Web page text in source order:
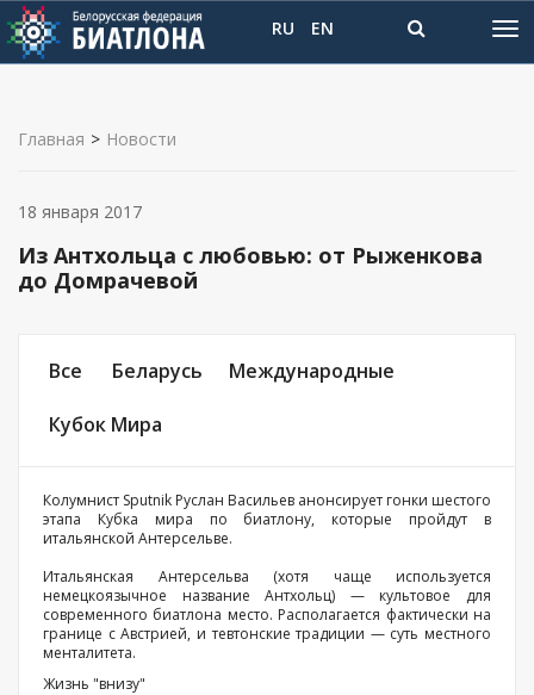
RU EN
Главная > Новости
Из Антхольца с любовью: от Рыженкова
до Домрачевой
Все Беларусь Международные
Кубок Мира
18 января 2017
Колумнист Sputnik Руслан Васильев анонсирует гонки шестого
этапа Кубка мира по биатлону, которые пройдут в
итальянской Антерсельве.
Итальянская Антерсельва (хотя чаще используется
немецкоязычное название Антхольц) — культовое для
современного биатлона место. Располагается фактически на
границе с Австрией, и тевтонские традиции — суть местного
менталитета.
Жизнь "внизу"